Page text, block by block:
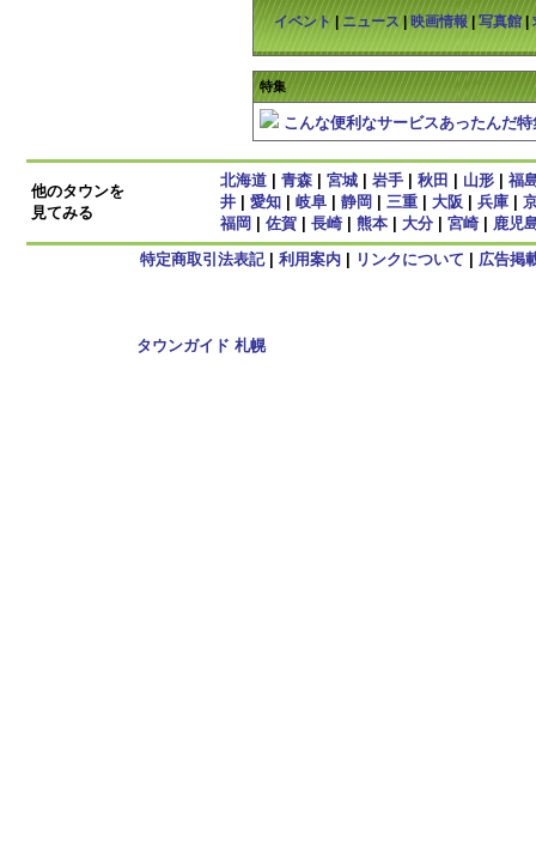
イベント|ニュース|映画情報|写真館|
特集
こんな便利なサービスあったんだ特
他のタウンを
見てみる
北海道 青森 宮城 岩手 秋田 山形
福
井
愛知 岐阜 静岡 三重 大阪 兵庫
福岡
佐賀 長崎| 熊本 大分 宮崎| 鹿児
特定商取引法表記| 利用案内| リンクについて 広告掲
タウンガイド 札幌2009 All rights reserved.